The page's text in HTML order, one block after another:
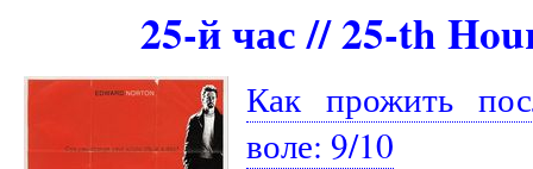
25-й час // 25-th
Как прожить
воле: 9/10